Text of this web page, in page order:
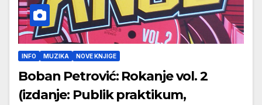
INFO MUZIKA NOVE KNJIGE
Boban Petrović: Rokanje vol. 2
(izdanje: Publik praktikum,